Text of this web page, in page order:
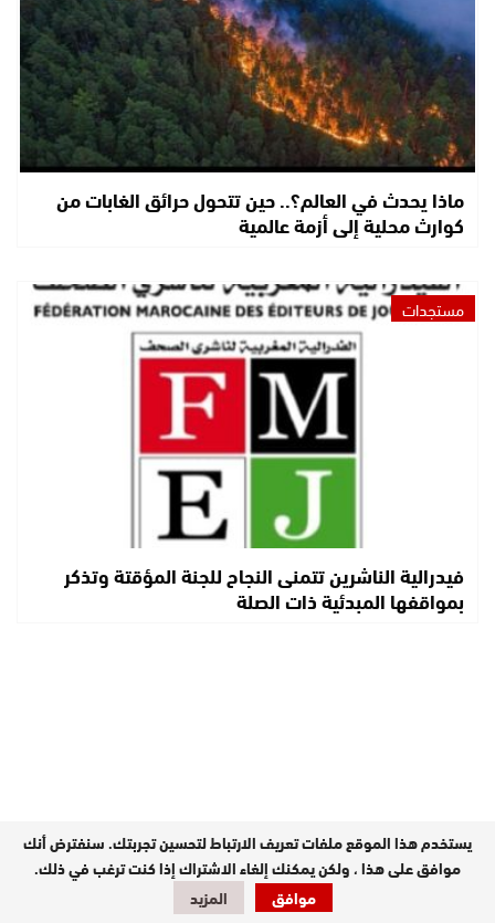
ماذا يحدث في العالم؟.. حين تتحول حرائق الغابات من
كوارث محلية إلى أزمة عالمية
مستجدات
فيدرالية الناشرين تتمنى النجاح للجنة المؤقتة وتذكر
بمواقفها المبدئية ذات الصلة
يستخدم هذا الموقع ملفات تعريف الارتباط لتحسين تجربتك. سنفترض أنك
موافق على هذا ، ولكن يمكنك إلغاء الاشتراك إذا كنت ترغب في ذلك.
موافق
المزيد